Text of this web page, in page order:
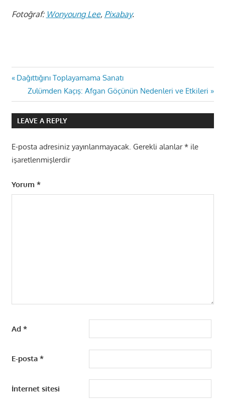
Fotoğraf: Wonyoung Lee, Pixabay.
Yazı
gezinmesi
Previous
Post:
Dağıttığını Toplayamama Sanatı
Next
Post:
Zulümden Kaçış: Afgan Göçünün Nedenleri ve Etkileri
LEAVE A REPLY
E-posta adresiniz yayınlanmayacak. Gerekli alanlar*ile
işaretlenmişlerdir
Yorum *
Ad *
E-posta *
İnternet sitesi